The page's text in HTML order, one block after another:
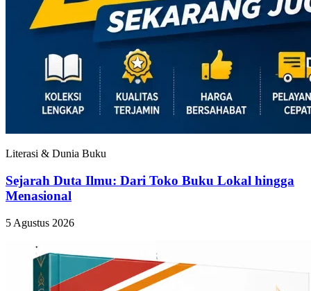
Literasi & Dunia Buku
Sejarah Duta Ilmu: Dari Toko Buku Lokal hingga
Menasional
5 Agustus 2026